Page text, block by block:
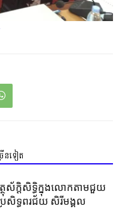
នទៀត
ក្តិសិទ្ធិក្នុងលោកតាមជួយ
រសិទ្ធពរជ័យ សិរីមង្គល